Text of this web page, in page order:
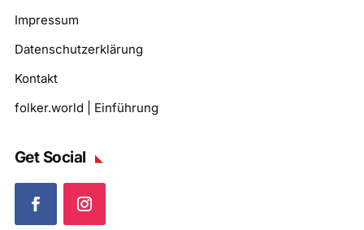
Impressum
Datenschutzerklärung
Kontakt
folker.world | Einführung
Get Social